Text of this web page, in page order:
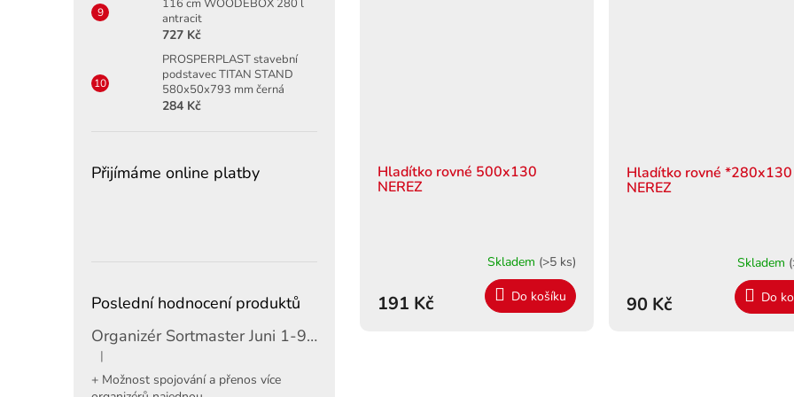
116 cm WOODEBOX 280 l
antracit
727 Kč
PROSPERPLAST stavební
podstavec TITAN STAND
580x50x793 mm černá
284 Kč
Přijímáme online platby
Poslední hodnocení produktů
Organizér Sortmaster Juni 1-97-483
Hodnocení produktu je 5 z 5 hvězdiček.
|
+ Možnost spojování a přenos více
Hladítko rovné 500x130
NEREZ
Skladem (>5 ks)
191 Kč Do košíku
Hladítko rovné *280x130
NEREZ
Skladem
90 Kč Do